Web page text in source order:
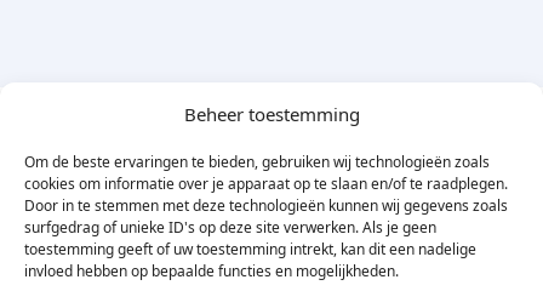
Beheer toestemming
Om de beste ervaringen te bieden, gebruiken wij technologieën zoals
cookies om informatie over je apparaat op te slaan en/of te raadplegen.
Door in te stemmen met deze technologieën kunnen wij gegevens zoals
surfgedrag of unieke ID's op deze site verwerken. Als je geen
toestemming geeft of uw toestemming intrekt, kan dit een nadelige
invloed hebben op bepaalde functies en mogelijkheden.
Omschrijving
De Inaba Denko SIF is een sprongbocht t.b.v. de Inaba Denko
SD leidinggoot. Hiermee laat je de leidinggoot met 1 hulpstuk 5